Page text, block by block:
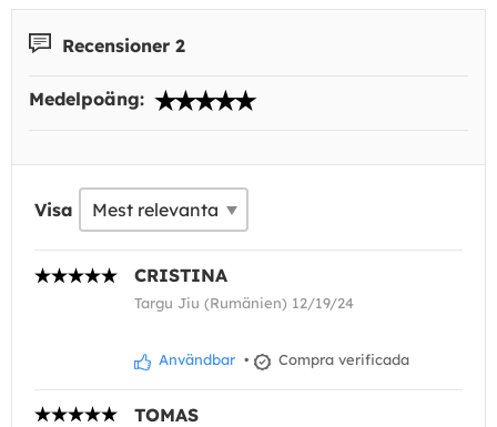
Recensioner 2
Medelpoäng:
Visa
CRISTINA
Targu Jiu (Rumänien) 12/19/24
Användbar • Compra verificada
TOMAS